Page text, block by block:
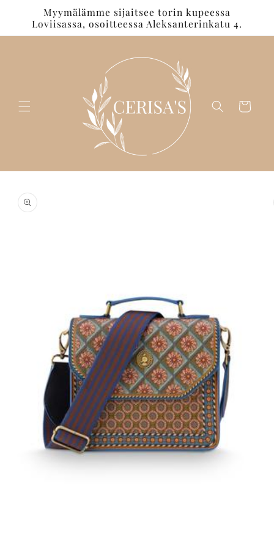
sisältöön
Myymälämme sijaitsee torin kupeessa
Loviisassa, osoitteessa Aleksanterinkatu 4.
Ostoskori
Siirry
tuotetietoihin